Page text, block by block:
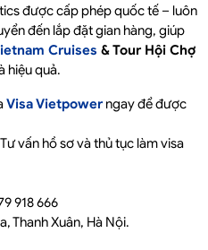
được cấp phép quốc tế – luôn
đến lắp đặt gian hàng, giúp
Cruises & Tour Hội Chợ
hiệu quả.
Visa Vietpower ngay để được
vấn hồ sơ và thủ tục làm visa
918 666
Thanh Xuân, Hà Nội.